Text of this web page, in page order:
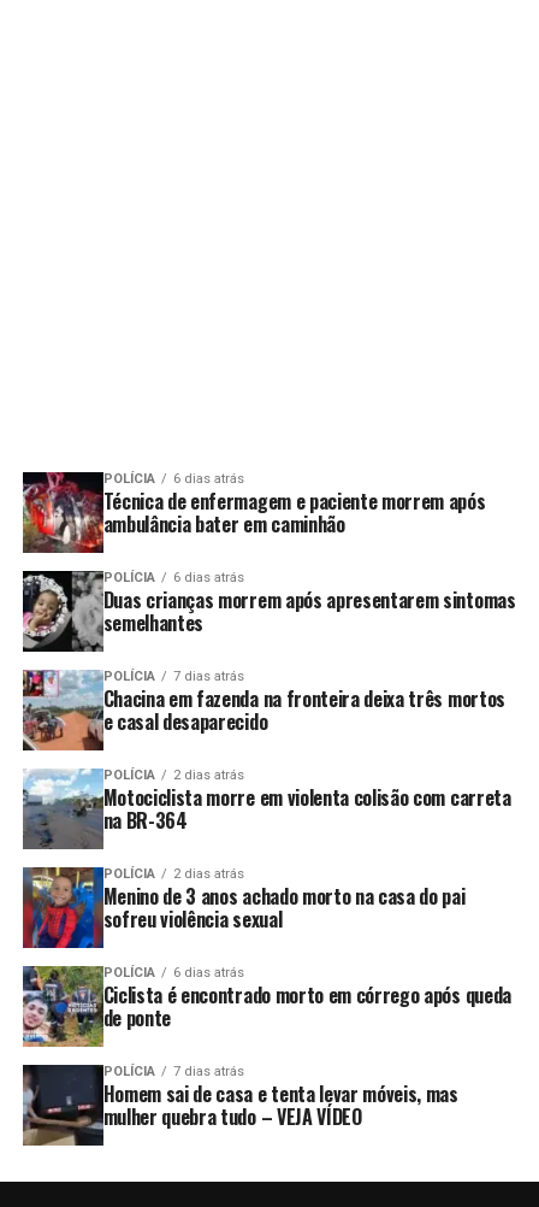
POLÍCIA 6 dias atrás
Técnica de enfermagem e paciente morrem após
ambulância bater em caminhão
POLÍCIA 6 dias atrás
Duas crianças morrem após apresentarem sintomas
semelhantes
POLÍCIA 7 dias atrás
Chacina em fazenda na fronteira deixa três mortos
e casal desaparecido
POLÍCIA 2 dias atrás
Motociclista morre em violenta colisão com carreta
na BR-364
POLÍCIA 2 dias atrás
Menino de 3 anos achado morto na casa do pai
sofreu violência sexual
POLÍCIA 6 dias atrás
Ciclista é encontrado morto em córrego após queda
de ponte
POLÍCIA 7 dias atrás
Homem sai de casa e tenta levar móveis, mas
mulher quebra tudo – VEJA VÍDEO